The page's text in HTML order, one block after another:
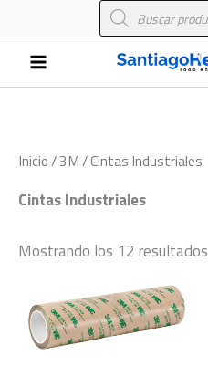
al
contenido
Búsqueda
de
Main
Menu
Inicio/3M/ Cintas Industriales
Cintas Industriales
Mostrando los 12 resultados